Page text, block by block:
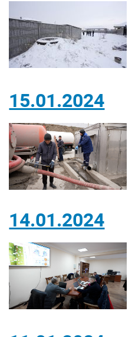
15.01.2024
14.01.2024